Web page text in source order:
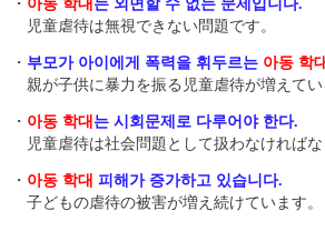
・ 아동 학대 는 외면할 수 없는 문제입니다.
児童虐待は無視できない問題です。
・ 부모가 아이에게 폭력을 휘두르는 아동 학대
親が子供に暴力を振る児童虐待が増えてい
・ 아동 학대 는 시회문제로 다루어야 한다.
児童虐待は社会問題として扱わなければな
・ 아동 학대 피해가 증가하고 있습니다.
子どもの虐待の被害が増え続けています。